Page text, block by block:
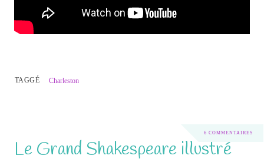
TAGGÉ Charleston
6 COMMENTAIRES
Le Grand Shakespeare illustré